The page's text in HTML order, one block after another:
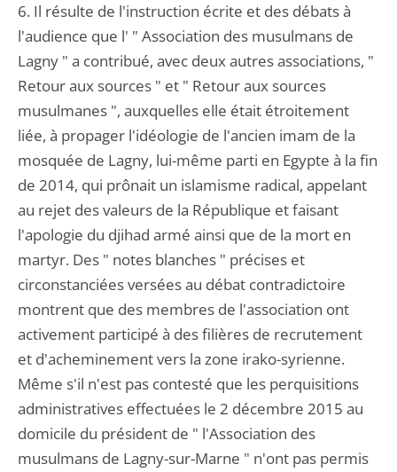
6. Il résulte de l'instruction écrite et des débats à
l'audience que l' " Association des musulmans de
Lagny " a contribué, avec deux autres associations, "
Retour aux sources " et " Retour aux sources
musulmanes ", auxquelles elle était étroitement
liée, à propager l'idéologie de l'ancien imam de la
mosquée de Lagny, lui-même parti en Egypte à la fin
de 2014, qui prônait un islamisme radical, appelant
au rejet des valeurs de la République et faisant
l'apologie du djihad armé ainsi que de la mort en
martyr. Des " notes blanches " précises et
circonstanciées versées au débat contradictoire
montrent que des membres de l'association ont
activement participé à des filières de recrutement
et d'acheminement vers la zone irako-syrienne.
Même s'il n'est pas contesté que les perquisitions
administratives effectuées le 2 décembre 2015 au
domicile du président de " l'Association des
musulmans de Lagny-sur-Marne " n'ont pas permis